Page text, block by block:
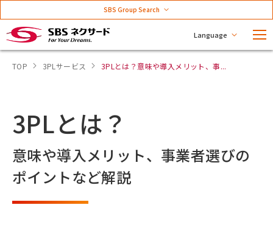
Language
SBS Group Search
TOP 3PLサービス 3PLとは？意味や導入メリット、事...
3PLとは？
意味や導入メリット、事業者選びの
ポイントなど解説